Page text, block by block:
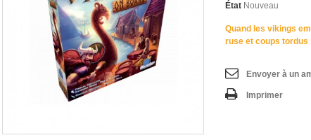
État Nouveau
Quand les vikings
ruse et coups tordus
Envoyer à un
Imprimer